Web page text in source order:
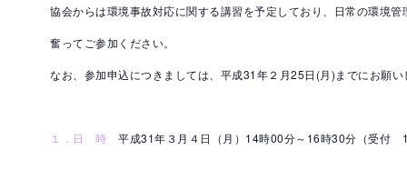
協会からは環境事故対応に関する講習を予定しており、日常の環境
奮ってご参加ください。
なお、参加申込につきましては、平成31年２月25日(月)までにお願い
１．日 時 平成31年３月４日（月）14時00分～16時30分（受付